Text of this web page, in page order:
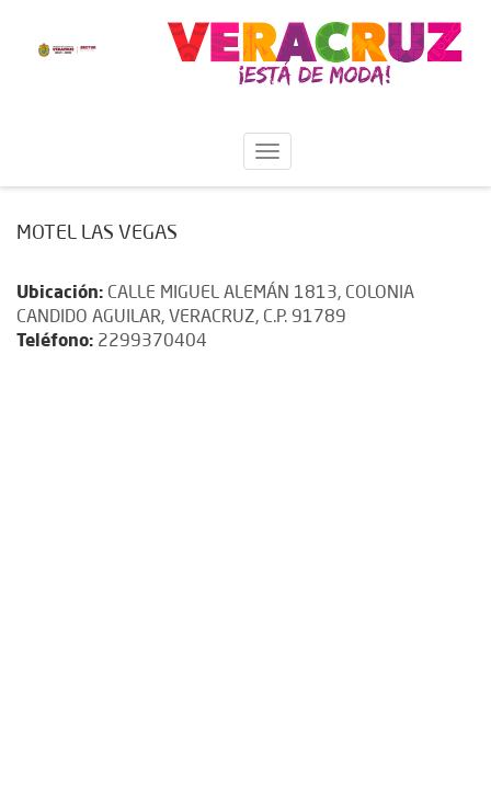
MOTEL LAS VEGAS
Ubicación: CALLE MIGUEL ALEMÁN 1813, COLONIA
CANDIDO AGUILAR, VERACRUZ, C.P. 91789
Teléfono: 2299370404